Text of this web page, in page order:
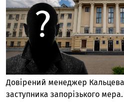
Довірений менеджер
заступника запорізького